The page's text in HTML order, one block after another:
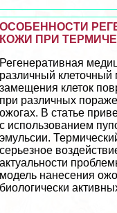
ОСОБЕННОСТИ
КОЖИ ПРИ
Регенеративная
различный клеточный
замещения клеток
при различных
ожогах. В статье
с использованием
эмульсии.
серьезное
актуальности
модель нанесения
биологически